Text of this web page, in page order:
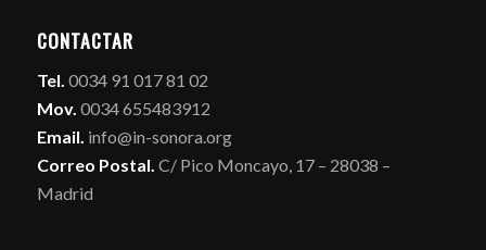
CONTACTAR
Tel. 0034 91 017 81 02
Mov. 0034 655483912
Email. info@in-sonora.org
Correo Postal. C/ Pico Moncayo, 17 – 28038 –
Madrid